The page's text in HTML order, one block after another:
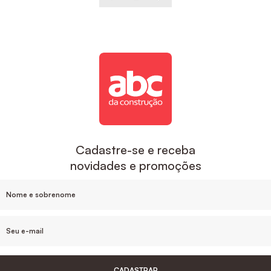
Cadastre-se e receba
novidades e promoções